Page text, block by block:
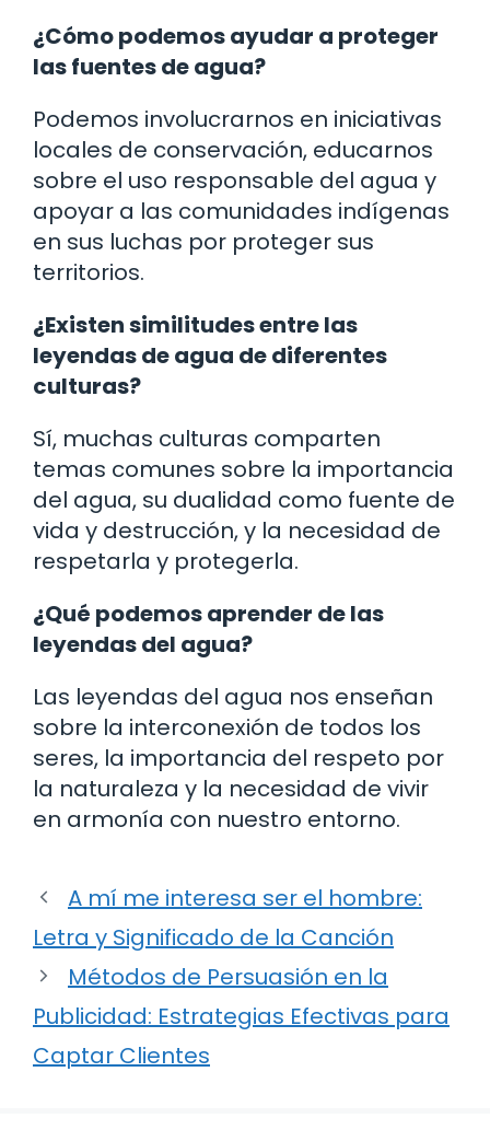
¿Cómo podemos ayudar a proteger
las fuentes de agua?
Podemos involucrarnos en iniciativas
locales de conservación, educarnos
sobre el uso responsable del agua y
apoyar a las comunidades indígenas
en sus luchas por proteger sus
territorios.
¿Existen similitudes entre las
leyendas de agua de diferentes
culturas?
Sí, muchas culturas comparten
temas comunes sobre la importancia
del agua, su dualidad como fuente de
vida y destrucción, y la necesidad de
respetarla y protegerla.
¿Qué podemos aprender de las
leyendas del agua?
Las leyendas del agua nos enseñan
sobre la interconexión de todos los
seres, la importancia del respeto por
la naturaleza y la necesidad de vivir
en armonía con nuestro entorno.
A mí me interesa ser el hombre:
Letra y Significado de la Canción
Métodos de Persuasión en la
Publicidad: Estrategias Efectivas para
Captar Clientes